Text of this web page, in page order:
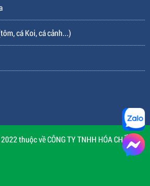
cá Koi, cá cảnh...)
thuộc về CÔNG TY TNHH HÓA CHẤT